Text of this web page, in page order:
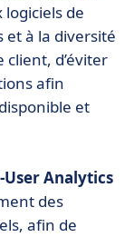
de
et à la diversité
client, d’éviter
afin
et
User Analytics
des
afin de